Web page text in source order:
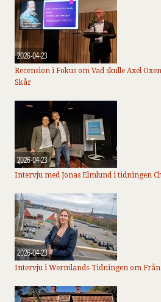
2026-04-23
Recension i Fokus om Vad skulle Axel
Skår
2026-04-23
Intervju med Jonas Elmlund i tidningen
2026-04-23
Intervju i Wermlands-Tidningen om